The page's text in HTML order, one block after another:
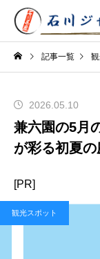
記事一覧
2026.05.10
兼六園の5月
が彩る初夏
[PR]
観光スポット